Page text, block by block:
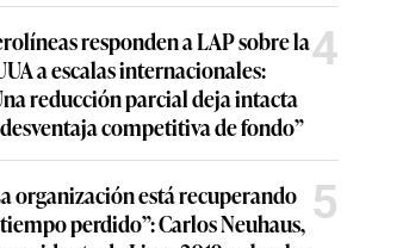
responden a LAP sobre la
a escalas internacionales:
reducción parcial deja intacta
competitiva de fondo”
4
organización está recuperando
perdido”: Carlos Neuhaus, 5